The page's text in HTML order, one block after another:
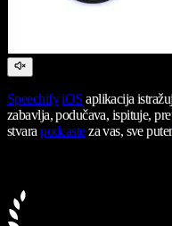
Speechify iOS aplikacija
zabavlja, podučava, ispituje,
stvarapodcasteza vas, sve